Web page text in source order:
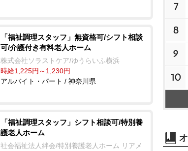
「福祉調理スタッフ」無資格可/シフト相談
可/介護付き有料老人ホーム
株式会社ソラストケア/ゆうらいふ横浜
時給1,225円～1,230円
アルバイト・パート / 神奈川県
「福祉調理スタッフ」シフト相談可/特別養
護老人ホーム
社会福祉法人絆会/特別養護老人ホーム リアメ
7
8
9
10